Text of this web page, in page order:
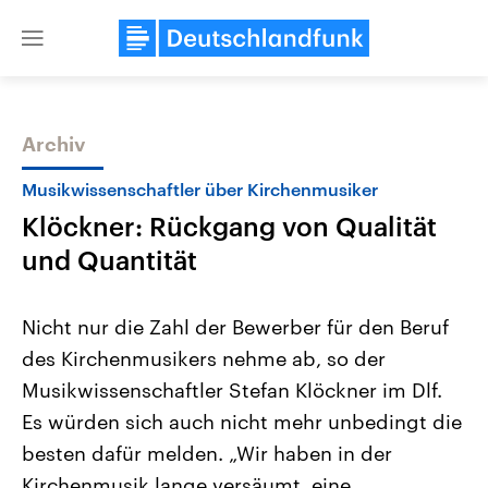
Close
Themen
Landtagswahl Sachsen-Anhalt
2026
Alle Informationen
Sachsen-Anhalt wählt am 6.
September 2026 einen neuen
Landtag. Seit 2021 wird das
Bundesland von einer Koalition aus
USA
Aktuelle Beiträge,
Hintergründe
Wirtschaftlich und
gehören die Vereinigten
den mächtigsten Ländern
mit großem Einfluss auf
Archiv
Musikwissenschaftler über Kirchenmusiker
Klöckner: Rückgang von Qualität
und Quantität
Nicht nur die Zahl der Bewerber für den Beruf
des Kirchenmusikers nehme ab, so der
Musikwissenschaftler Stefan Klöckner im Dlf.
Es würden sich auch nicht mehr unbedingt die
besten dafür melden. „Wir haben in der